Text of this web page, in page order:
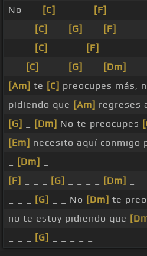
No _ _ [C] [F]
[C] [G] [F]
[C] [F]
[C] [G] [Dm]
[Am] te [C] preocupes más,
pidiendo que [Am] regreses
[G]
[Dm] No te preocupes
[Em] necesito aquí conmigo
[Dm]
[F]
[G] [Dm]
[G] _ _ No [Dm] te
no te estoy pidiendo que
[G]